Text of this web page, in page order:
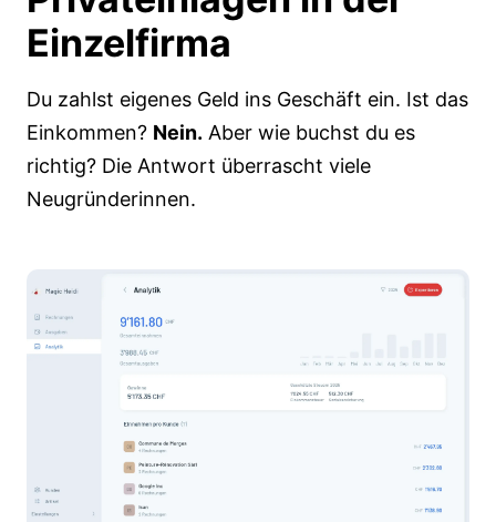
Einzelfirma
Du zahlst eigenes Geld ins Geschäft ein. Ist das
Einkommen? Nein. Aber wie buchst du es
richtig? Die Antwort überrascht viele
Neugründerinnen.